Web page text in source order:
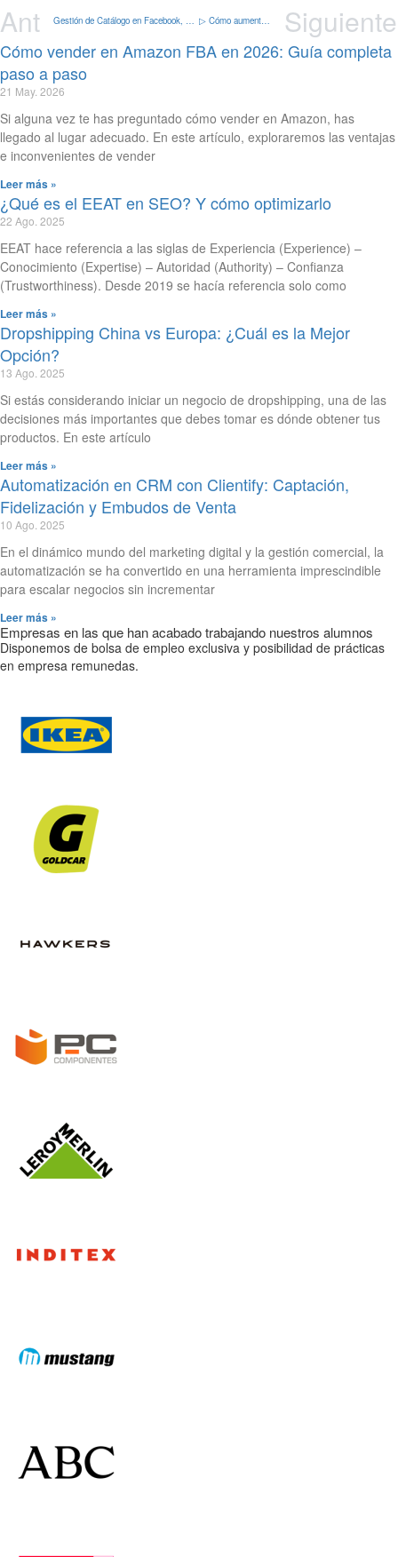
Ant Gestión de Catálogo en Facebook, Tienda en Instagram y Anuncios de Productos ▷ Cómo aumentar el CTR en tus vídeos de Youtube Siguiente
Cómo vender en Amazon FBA en 2026: Guía completa
paso a paso
21 May. 2026
Si alguna vez te has preguntado cómo vender en Amazon, has
llegado al lugar adecuado. En este artículo, exploraremos las ventajas
e inconvenientes de vender
Leer más »
¿Qué es el EEAT en SEO? Y cómo optimizarlo
22 Ago. 2025
EEAT hace referencia a las siglas de Experiencia (Experience) –
Conocimiento (Expertise) – Autoridad (Authority) – Confianza
(Trustworthiness). Desde 2019 se hacía referencia solo como
Leer más »
Dropshipping China vs Europa: ¿Cuál es la Mejor
Opción?
13 Ago. 2025
Si estás considerando iniciar un negocio de dropshipping, una de las
decisiones más importantes que debes tomar es dónde obtener tus
productos. En este artículo
Leer más »
Automatización en CRM con Clientify: Captación,
Fidelización y Embudos de Venta
10 Ago. 2025
En el dinámico mundo del marketing digital y la gestión comercial, la
automatización se ha convertido en una herramienta imprescindible
para escalar negocios sin incrementar
Leer más »
Empresas en las que han acabado trabajando nuestros alumnos
Disponemos de bolsa de empleo exclusiva y posibilidad de prácticas
en empresa remunedas.